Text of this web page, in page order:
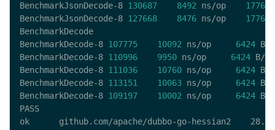
BenchmarkJsonDecode-8 130687 8492 ns/op 1776
BenchmarkJsonDecode-8 127668 8476 ns/op 1776
BenchmarkDecode-8 107775 10092 ns/op 6424
BenchmarkDecode-8 110996 9950 ns/op 6424
BenchmarkDecode-8 111036 10760 ns/op 6424
BenchmarkDecode-8 113151 10063 ns/op 6424
BenchmarkDecode-8 109197 10002 ns/op 6424